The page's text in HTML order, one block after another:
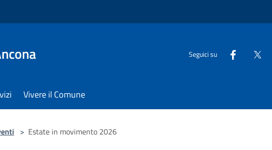
Seguici su
Vivere il Comune
> Estate in movimento 2026